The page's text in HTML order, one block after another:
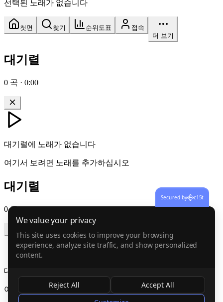
선택된 노래가 없습니다
첫면 찾기 순위도표
접속
더 보기
대기렬
0 곡 · 0:00
대기렬에 노래가 없습니다
여기서 보려면 노래를 추가하십시오
대기렬
0 곡·0:00
대기렬에 노래가 없습니다
여기서 보려면 노래를 추가하십시오
Secured by c15t
We value your privacy
This site uses cookies to improve your browsing
experience, analyze site traffic, and show personalized
content.
Reject All
Accept All